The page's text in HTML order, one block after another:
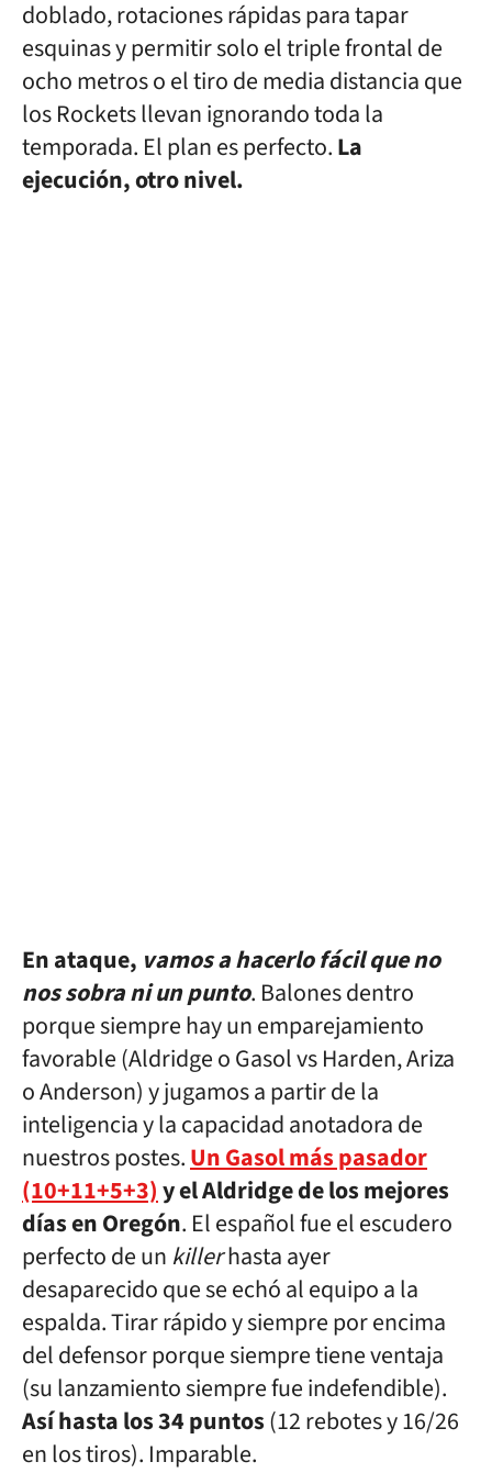
doblado, rotaciones rápidas para tapar
esquinas y permitir solo el triple frontal de
ocho metros o el tiro de media distancia que
los Rockets llevan ignorando toda la
temporada. El plan es perfecto.La
ejecución, otro nivel.
En ataque, vamos a hacerlo fácil que no
nos sobra ni un punto. Balones dentro
porque siempre hay un emparejamiento
favorable (Aldridge o Gasol vs Harden, Ariza
o Anderson) y jugamos a partir de la
inteligencia y la capacidad anotadora de
nuestros postes.Un Gasol más pasador
(10+11+5+3)y el Aldridge de los mejores
días en Oregón. El español fue el escudero
perfecto de un killerhasta ayer
desaparecido que se echó al equipo a la
espalda. Tirar rápido y siempre por encima
del defensor porque siempre tiene ventaja
(su lanzamiento siempre fue indefendible).
Así hasta los 34 puntos(12 rebotes y 16/26
en los tiros). Imparable.